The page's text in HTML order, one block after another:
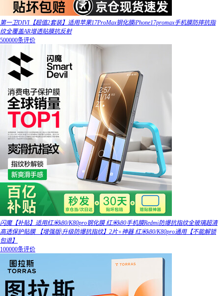
第一卫DIVI【超值2套装】适用苹果17ProMax钢化膜iPhone17promax手机膜防摔抗指
纹全覆盖AR增透贴膜抗反射
500000条评价
闪魔【补贴】适用红米k80/K80pro钢化膜 红米k80手机膜Redmi防爆抗指纹全玻璃超清
高透保护贴膜 【增强版|升级防爆抗指纹】2片+神器 红米k80/K80pro通用【不能解锁
包退】
100000条评价